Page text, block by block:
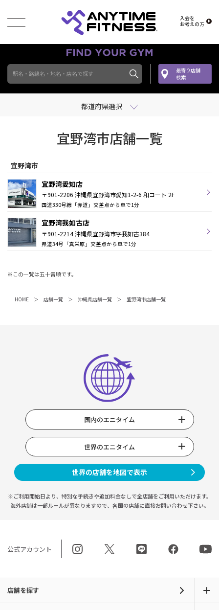
入会を
お考えの方
駅名・路線名・地名・店名で探す
最寄り店舗
検索
都道府県選択
宜野湾市店舗一覧
宜野湾市
宜野湾愛知店
〒901-2206 沖縄県宜野湾市愛知1-2-6 和コート 2F
国道330号線「赤道」交差点から車で1分
宜野湾我如古店
〒901-2214 沖縄県宜野湾市字我如古384
県道34号「真栄原」交差点から車で1分
※この一覧は五十音順です。
HOME 店舗一覧 沖縄県店舗一覧 宜野湾市店舗一覧
国内のエニタイム
世界のエニタイム
世界の店舗を地図で表示
※ご利用開始日より、特別な手続きや追加料金なしで全店舗をご利用いただけます。
海外店舗は一部ルールが異なりますので、 各国の店舗に直接お問い合わせ下さい。
公式アカウント
店舗を探す